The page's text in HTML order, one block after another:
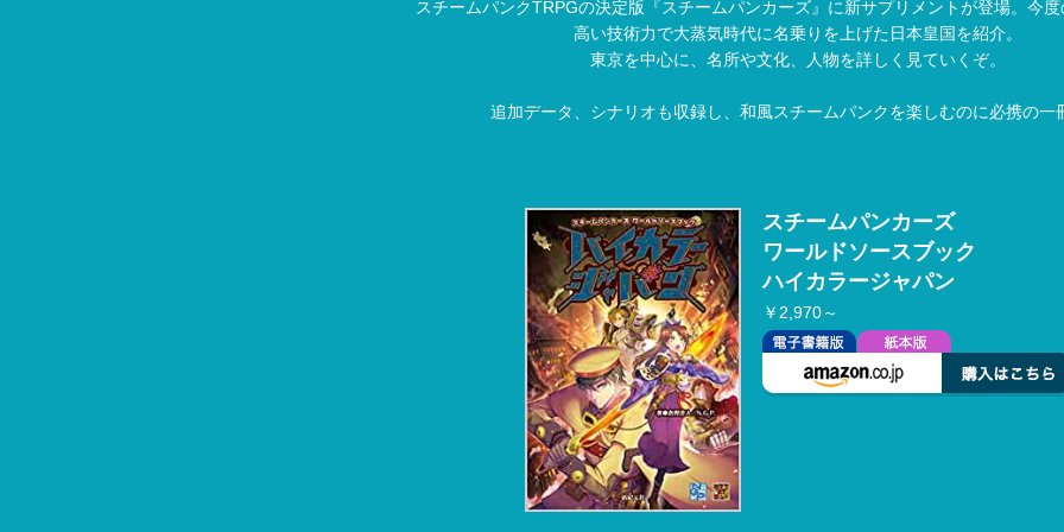
スチームパンクTRPGの決定版『スチームパンカーズ』に新サプリメントが登場。今
高い技術力で大蒸気時代に名乗りを上げた日本皇国を紹介。
東京を中心に、名所や文化、人物を詳しく見ていくぞ。
追加データ、シナリオも収録し、和風スチームパンクを楽しむのに必携の一
スチームパンカーズ
ワールドソースブック
ハイカラージャパン
￥2,970～